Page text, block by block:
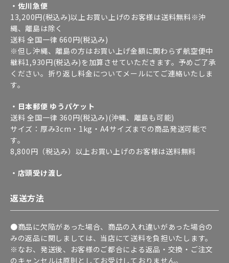
・佐川急便
13,200円(税込み)以上お買い上げのお客様は送料無料※沖
縄、離島は除く
送料 全国一律 660円(税込み)
※但し沖縄、離島の方はお買い上げ金額に関わらず航空便中
継料1,930円(税込み)を加算させていただきます。予めご了承
ください。折り返し料金についてメールにてご連絡いたしま
す。
・日本郵便 ゆうパケット
送料 全国一律 360円(税込み)(沖縄、離島も可能)
サイズ：厚み3cm・1kg・A4サイズまでの商品発送可能で
す。
8,800円（税込み）以上お買い上げのお客様は送料無料
・店頭受け渡し
返送方法
●商品に欠陥があった場合、商品の入れ違いがあった場合の
みの返品に関しましては、当店にて送料を負担いたします。
※なお、発送後、お客様のご都合による返品・交換・ご注文
のキャンセルは原則としてお受けしておりません。